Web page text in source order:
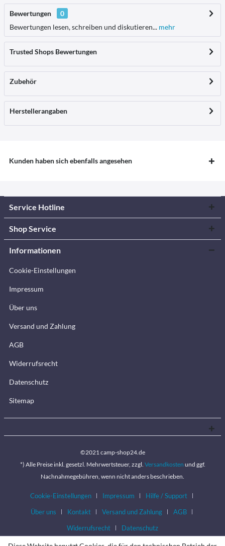
Bewertungen
0
Bewertungen lesen, schreiben und diskutieren... mehr
Trusted Shops Bewertungen
Zubehör
Herstellerangaben
Kunden haben sich ebenfalls angesehen
Service Hotline
Shop Service
Informationen
Cookie-Einstellungen
Impressum
Über uns
Versand und Zahlung
AGB
Widerrufsrecht
Datenschutz
Sitemap
©2021 camp-shop24.de
*) Alle Preise inkl. gesetzl. Mehrwertsteuer, zzgl. Versandkosten und ggf.
Nachnahmegebühren, wenn nicht anders beschrieben.
Cookie-Einstellungen Impressum
Hilfe / Support
Über uns
Kontakt Versand und Zahlung
AGB
Widerrufsrecht
Datenschutz